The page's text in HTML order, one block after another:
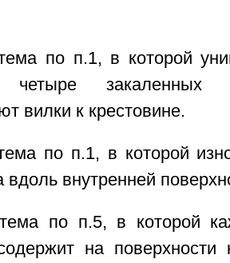
по п.1, в которой
четыре закаленных
вилки к крестовине.
по п.1, в которой
внутренней
по п.5, в которой
на